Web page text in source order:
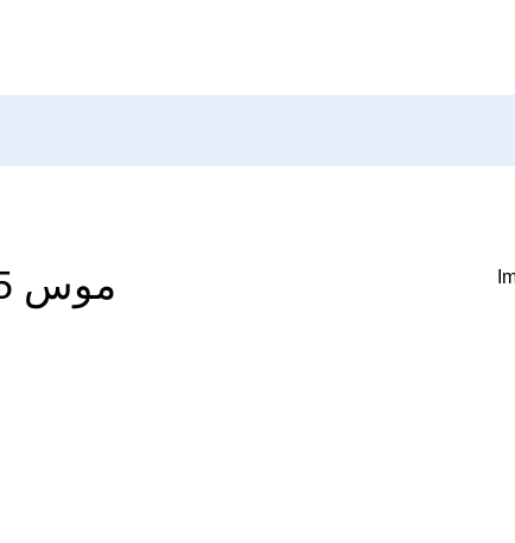
موس SteelSeries Aerox 5 سیمی مشکی